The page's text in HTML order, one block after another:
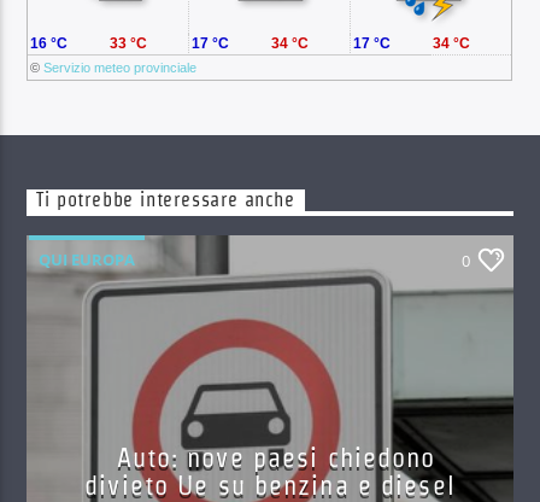
©Servizio meteo provinciale
16 °C 33 °C 17 °C 34 °C 17 °C 34 °C
Ti potrebbe interessare anche
QUI EUROPA 0
Auto: nove paesi chiedono
divieto Ue su benzina e diesel